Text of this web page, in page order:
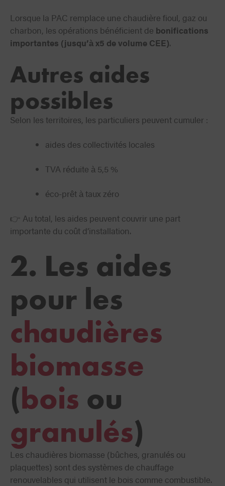
Lorsque la PAC remplace une chaudière fioul, gaz ou
charbon, les opérations bénéficient de bonifications
importantes (jusqu’à x5 de volume CEE).
Autres aides
possibles
Selon les territoires, les particuliers peuvent cumuler :
aides des collectivités locales
TVA réduite à 5,5 %
éco-prêt à taux zéro
👉 Au total, les aides peuvent couvrir une part
importante du coût d’installation.
2. Les aides
pour les
chaudières
biomasse
(bois ou
granulés)
Les chaudières biomasse (bûches, granulés ou
plaquettes) sont des systèmes de chauffage
renouvelables qui utilisent le bois comme combustible.